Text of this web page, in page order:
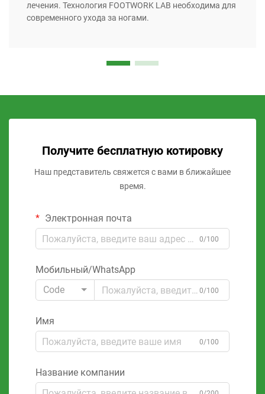
лечения. Технология FOOTWORK LAB необходима для
современного ухода за ногами.
Получите бесплатную котировку
Наш представитель свяжется с вами в ближайшее
время.
Электронная почта
0/100
Мобильный/WhatsApp
Code
0/100
Имя
0/100
Название компании